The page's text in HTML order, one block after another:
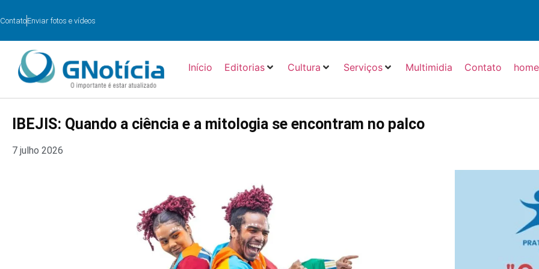
ContatoEnviar fotos e vídeos
Início Editorias Cultura Serviços Multimidia Contato home
IBEJIS: Quando a ciência e a mitologia se encontram no palco
7 julho 2026